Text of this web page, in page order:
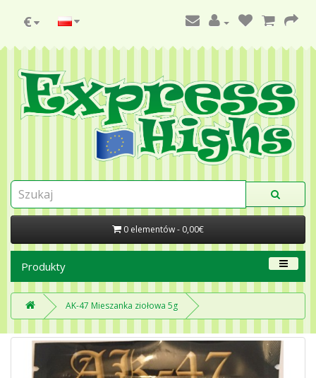
€
0 elementów - 0,00€
Produkty
AK-47 Mieszanka ziołowa 5g